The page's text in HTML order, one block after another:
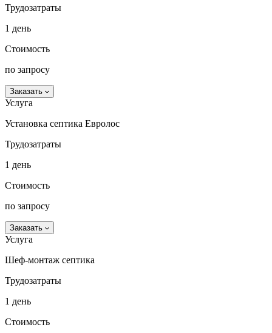
Трудозатраты
1 день
Стоимость
по запросу
Заказать
Услуга
Установка септика Евролос
Трудозатраты
1 день
Стоимость
по запросу
Заказать
Услуга
Шеф-монтаж септика
Трудозатраты
1 день
Стоимость